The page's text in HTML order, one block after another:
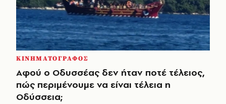
ΚΙΝΗΜΑΤΟΓΡΑΦΟΣ
Αφού ο Οδυσσέας δεν ήταν ποτέ τέλειος,
πώς περιμένουμε να είναι τέλεια η
Οδύσσεια;